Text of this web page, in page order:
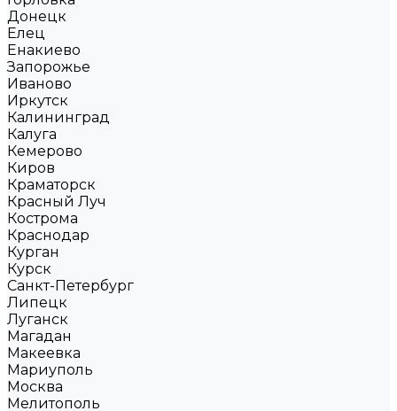
Донецк
Елец
Енакиево
Запорожье
Иваново
Иркутск
Калининград
Калуга
Кемерово
Киров
Краматорск
Красный Луч
Кострома
Краснодар
Курган
Курск
Санкт-Петербург
Липецк
Луганск
Магадан
Макеевка
Мариуполь
Москва
Мелитополь